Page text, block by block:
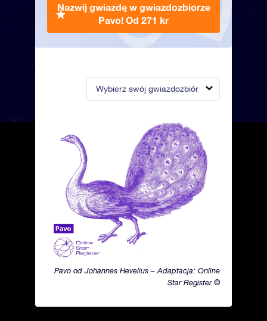
Wybierz swój gwiazdozbiór
Pavo od Johannes Hevelius – Adaptacja: Online
Star Register ©
Nazwij gwiazdę w gwiazdozbiorze
Pavo! Od 271 kr